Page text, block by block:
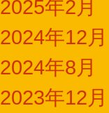
2025年2月
2024年12月
2024年8月
2023年12月